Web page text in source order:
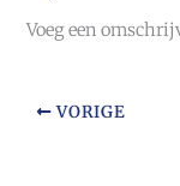
Voeg een
VORIGE